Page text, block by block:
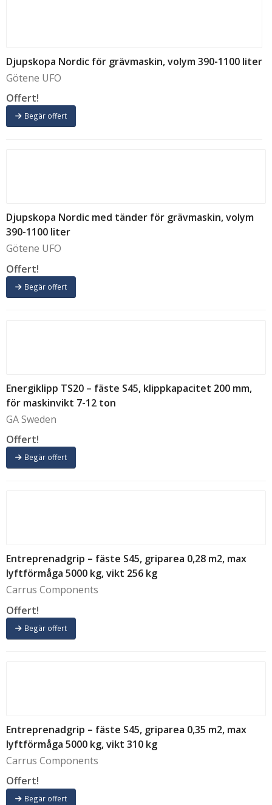
Djupskopa Nordic för grävmaskin, volym 390-1100 liter
Götene UFO
Offert!
Begär offert
Djupskopa Nordic med tänder för grävmaskin, volym
390-1100 liter
Götene UFO
Offert!
Begär offert
Energiklipp TS20 – fäste S45, klippkapacitet 200 mm,
för maskinvikt 7-12 ton
GA Sweden
Offert!
Begär offert
Entreprenadgrip – fäste S45, griparea 0,28 m2, max
lyftförmåga 5000 kg, vikt 256 kg
Carrus Components
Offert!
Begär offert
Entreprenadgrip – fäste S45, griparea 0,35 m2, max
lyftförmåga 5000 kg, vikt 310 kg
Carrus Components
Offert!
Begär offert